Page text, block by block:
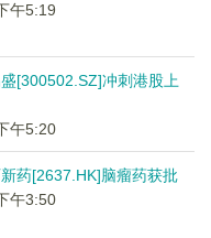
午5:19
盛[300502.SZ]冲刺港股上
午5:20
新药[2637.HK]脑瘤药获批
午3:50